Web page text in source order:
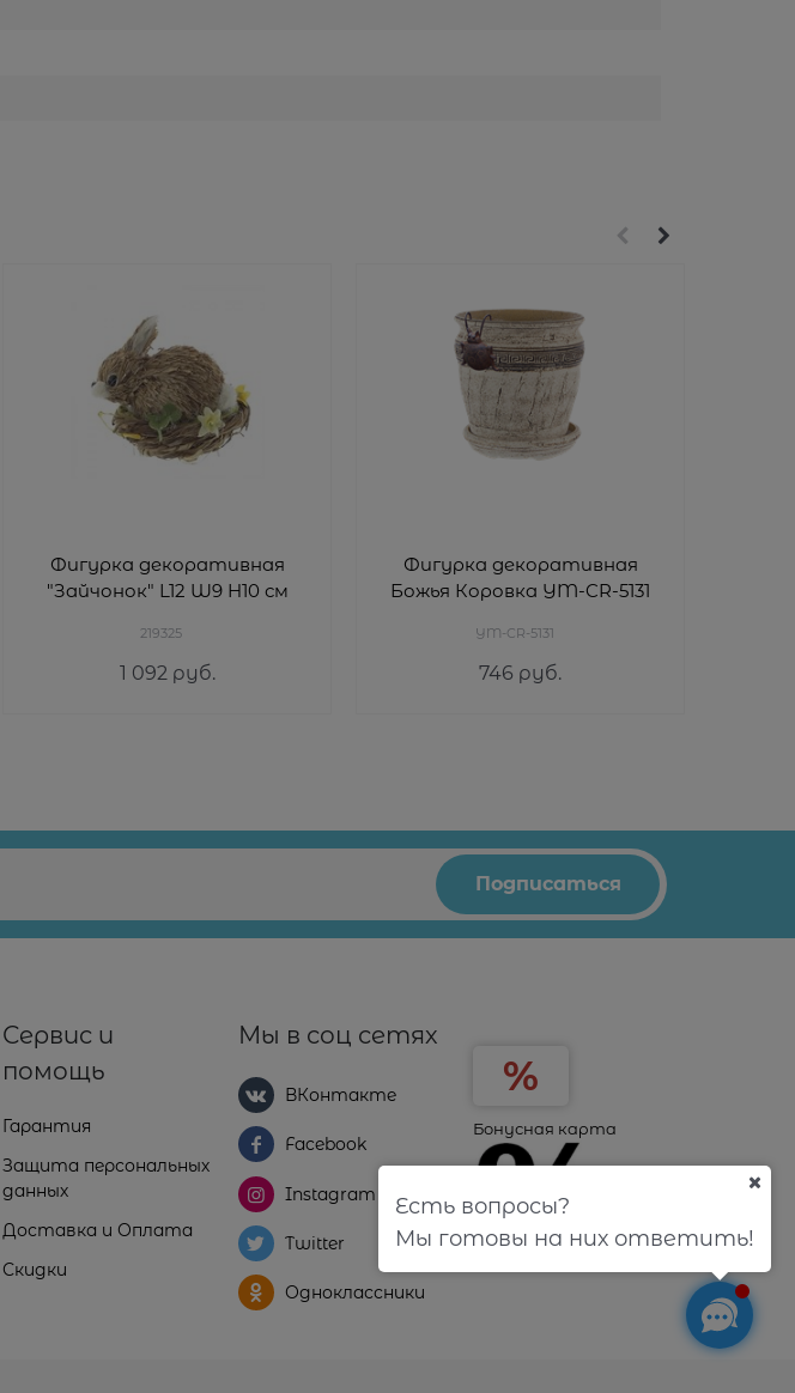
Фигурка декоративная
"Зайчонок" L12 W9 H10 см
219325
1 092 руб.
Фигурка декоративная
Божья Коровка YM-CR-5131
YM-CR-5131
746 руб.
Сервис и
помощь
Гарантия
Защита персональных
данных
Доставка и Оплата
Скидки
Мы в соц сетях
ВКонтакте
Facebook
Instagram
Twitter
Одноклассники
Бонусная карта
Есть вопросы?
Мы готовы на них ответить!